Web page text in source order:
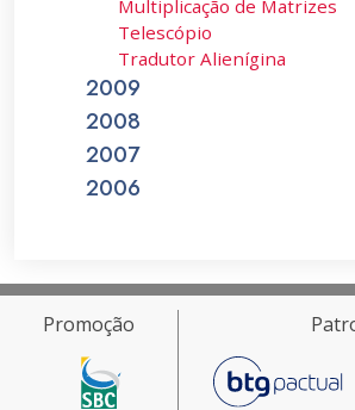
Multiplicação de Matrizes
Telescópio
Tradutor Alienígina
2009
2008
2007
2006
Promoção